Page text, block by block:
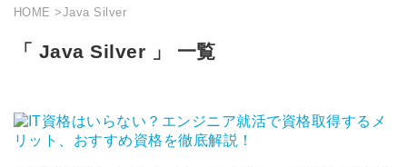
HOME >Java Silver
「 Java Silver 」 一覧